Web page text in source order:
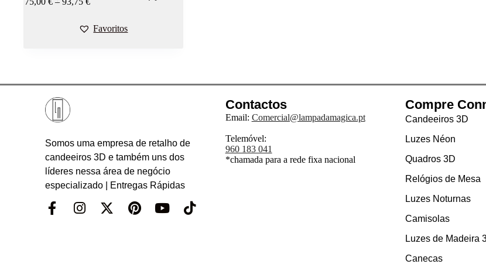
Favoritos
Somos uma empresa de retalho de
candeeiros 3D e também uns dos
líderes nessa área de negócio
especializado | Entregas Rápidas
Contactos
Email: Comercial@lampadamagica.pt
Telemóvel:
960 183 041
*chamada para a rede fixa nacional
Compre
Candeeiros 3D
Luzes Néon
Quadros 3D
Relógios de Mesa
Luzes Noturnas
Camisolas
Luzes de Madeira
Canecas